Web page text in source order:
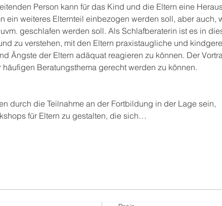
Person kann für das Kind und die Eltern eine
ein weiteres Elternteil einbezogen werden soll, aber auch,
geschlafen werden soll. Als Schlafberaterin ist es in
zu verstehen, mit den Eltern praxistaugliche und
Ängste der Eltern adäquat reagieren zu können. Der
Beratungsthema gerecht werden zu können.
durch die Teilnahme an der Fortbildung in der Lage sein,
für Eltern zu gestalten, die sich…